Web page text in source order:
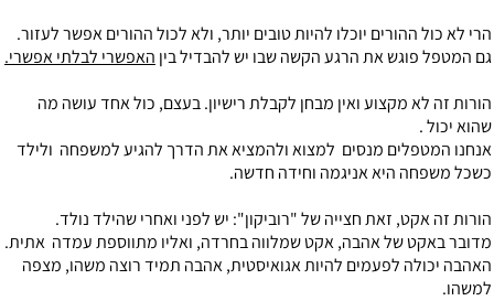
הרי לא כול ההורים יוכלו להיות טובים יותר, ולא לכול ההורים אפשר לעזור.
גם המטפל פוגש את הרגע הקשה שבו יש להבדיל בין האפשרי לבלתי אפשרי.
הורות זה לא מקצוע ואין מבחן לקבלת רישיון. בעצם, כול אחד עושה מה
שהוא יכול .
אנחנו המטפלים מנסים למצוא ולהמציא את הדרך להגיע למשפחה ולילד
כשכל משפחה היא אניגמה וחידה חדשה.
הורות זה אקט, זאת חצייה של "רוביקון": יש לפני ואחרי שהילד נולד.
מדובר באקט של אהבה, אקט שמלווה בחרדה, ואליו מתווספת עמדה אתית.
האהבה יכולה לפעמים להיות אגואיסטית, אהבה תמיד רוצה משהו, מצפה
למשהו.